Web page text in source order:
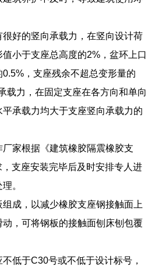
好的竖向承载力，在竖向设计荷
小于支座总高度的2%，盆环上口
，支座残余不超总变形量的
载力，在固定支座在各方向和单向
承载力均大于支座竖向承载力的
家根据《建筑橡胶隔震橡胶支
支座安装完毕后及时安排专人进
。
成，以减少橡胶支座钢接触面上
，可将钢板的接触面刨床刨包覆
低于C30号或不低于设计标号，